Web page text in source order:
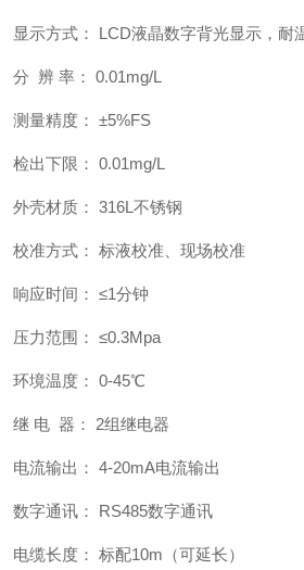
显示方式： LCD液晶数字背光显示，
分 辨 率： 0.01mg/L
测量精度： ±5%FS
检出下限： 0.01mg/L
外壳材质： 316L不锈钢
校准方式： 标液校准、现场校准
响应时间： ≤1分钟
压力范围： ≤0.3Mpa
环境温度： 0-45℃
继 电 器： 2组继电器
电流输出： 4-20mA电流输出
数字通讯： RS485数字通讯
电缆长度： 标配10m（可延长）